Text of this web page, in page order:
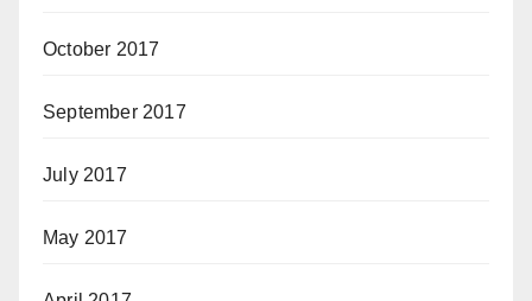
October 2017
September 2017
July 2017
May 2017